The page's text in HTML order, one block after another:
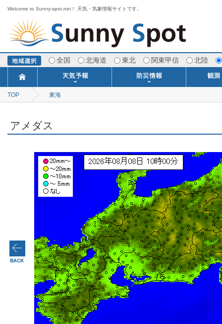
Welcome to Sunny-spot.net！ 天気・気象情報サイトです。
全国 北海道 東北 関東甲信 北陸
今日明日の天気
ポイント予報
週間天気予報
寒・暖候期予報
TOP 東海
アメダス